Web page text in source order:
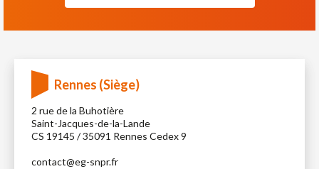
Rennes (Siège)
2 rue de la Buhotière
Saint-Jacques-de-la-Lande
CS 19145 / 35091 Rennes Cedex 9
contact@eg-snpr.fr